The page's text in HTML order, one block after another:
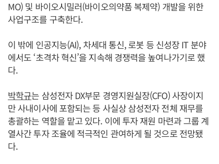
MO) 및 바이오시밀러(바이오의약품 복제약) 개발을 위한
사업구조를 구축한다.
이 밖에 인공지능(AI), 차세대 통신, 로봇 등 신성장 IT 분야
에서도 ‘초격차 혁신’을 지속해 경쟁력을 높여나가기로 했
다.
박학규는 삼성전자 DX부문 경영지원실장(CFO) 사장이지
만 사내이사에 포함되는 등 사실상 삼성전자 전체 재무를
총괄하는 역할을 맡고 있다. 이에 투자 재원 마련과 그룹 계
열사간 투자 조율에 적극적인 관여하게 될 것으로 전망됐
다.